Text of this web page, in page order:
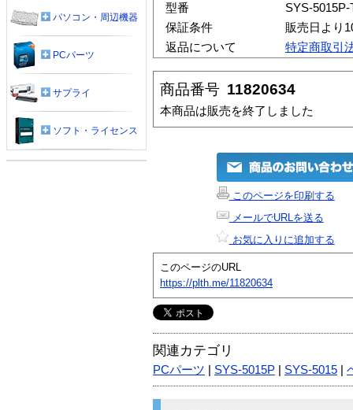
型番
SYS-5015P-
保証条件
販売日より
返品について
特定商取引
商品番号 11820634
本商品は販売を終了しました
このページを印刷する
メールでURLを送る
お気に入りに追加する
このページのURL
https://plth.me/11820634
関連カテゴリ
PCパーツ SYS-5015P SYS-5015
パソコン・周辺機器
PCパーツ
サプライ
ソフト・ライセンス